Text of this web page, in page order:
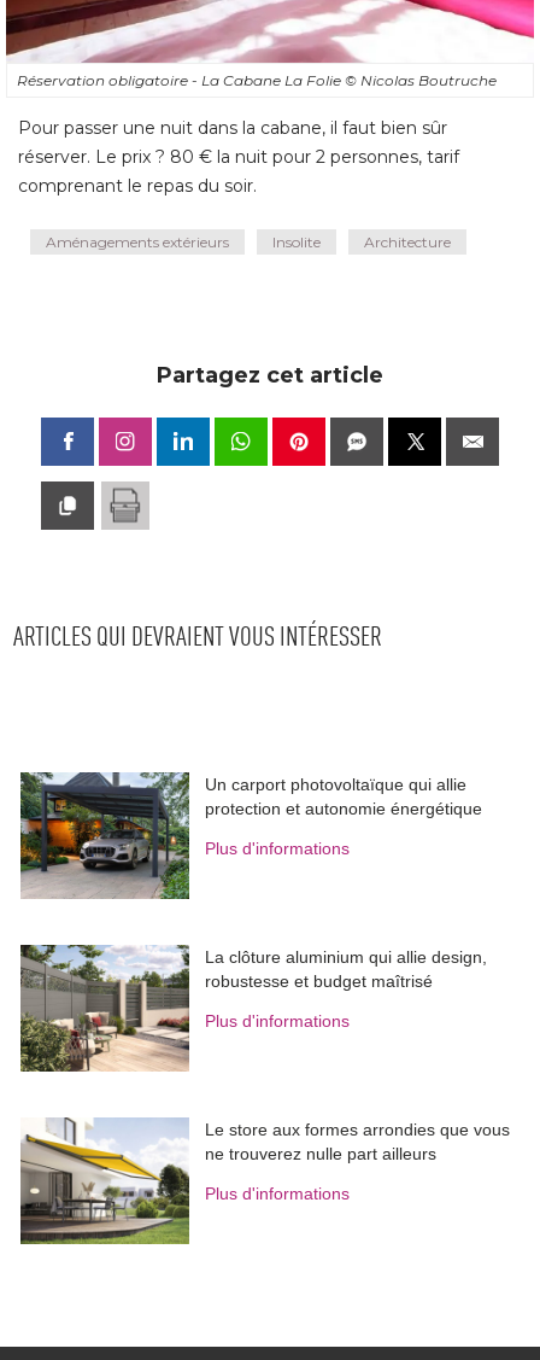
Réservation obligatoire - La Cabane La Folie © Nicolas Boutruche
Pour passer une nuit dans la cabane, il faut bien sûr
réserver. Le prix ? 80 € la nuit pour 2 personnes, tarif
comprenant le repas du soir.
Aménagements extérieurs Insolite Architecture
Partagez cet article
ARTICLES QUI DEVRAIENT VOUS INTÉRESSER
Un carport photovoltaïque qui allie
protection et autonomie énergétique
Plus d'informations
La clôture aluminium qui allie design,
robustesse et budget maîtrisé
Plus d'informations
Le store aux formes arrondies que vous
ne trouverez nulle part ailleurs
Plus d'informations